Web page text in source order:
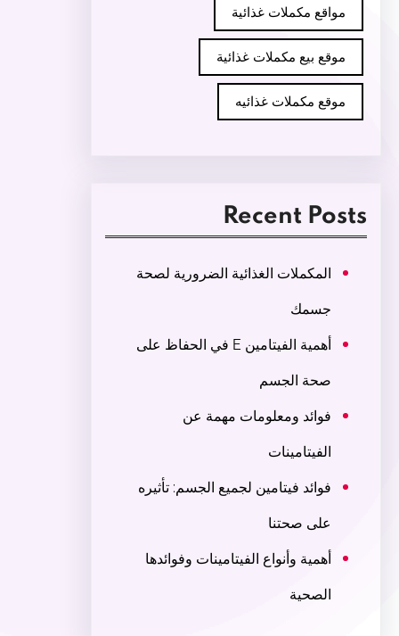
مواقع مكملات غذائية
موقع بيع مكملات غذائية
موقع مكملات غذائيه
Recent Posts
المكملات الغذائية الضرورية لصحة
جسمك
أهمية الفيتامين E في الحفاظ على
صحة الجسم
فوائد ومعلومات مهمة عن
الفيتامينات
فوائد فيتامين لجميع الجسم: تأثيره
على صحتنا
أهمية وأنواع الفيتامينات وفوائدها
الصحية